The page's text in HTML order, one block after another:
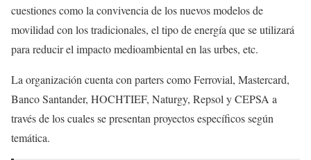
cuestiones como la convivencia de los nuevos modelos de
movilidad con los tradicionales, el tipo de energía que se utilizará
para reducir el impacto medioambiental en las urbes, etc.
La organización cuenta con parters como Ferrovial, Mastercard,
Banco Santander, HOCHTIEF, Naturgy, Repsol y CEPSA a
través de los cuales se presentan proyectos específicos según
temática.